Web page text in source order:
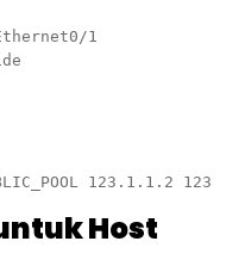
1
Host